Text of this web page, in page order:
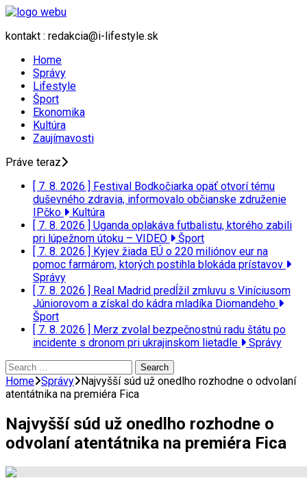
kontakt : redakcia@i-lifestyle.sk
Home
Správy
Lifestyle
Šport
Ekonomika
Kultúra
Zaujímavosti
Práve teraz
[ 7. 8. 2026 ] Festival Bodkočiarka opäť otvorí tému
duševného zdravia, informovalo občianske združenie
IPčko
Kultúra
[ 7. 8. 2026 ] Uganda oplakáva futbalistu, ktorého zabili
pri lúpežnom útoku – VIDEO
Šport
[ 7. 8. 2026 ] Kyjev žiada EÚ o 220 miliónov eur na
pomoc farmárom, ktorých postihla blokáda prístavov
Správy
[ 7. 8. 2026 ] Real Madrid predĺžil zmluvu s Viníciusom
Júniorovom a získal do kádra mladíka Diomandeho
Šport
[ 7. 8. 2026 ] Merz zvolal bezpečnostnú radu štátu po
incidente s dronom pri ukrajinskom lietadle
Správy
Search
for:
Home Správy Najvyšší súd už onedlho rozhodne o odvolaní
atentátnika na premiéra Fica
Najvyšší súd už onedlho rozhodne o
odvolaní atentátnika na premiéra Fica